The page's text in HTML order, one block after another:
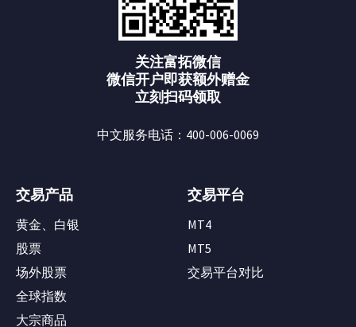
关注富拓微信
微信开户即获额外赠金
立刻扫码领取
中文服务电话：400-006-0069
交易产品
黄金、白银
股票
场外股票
全球指数
大宗商品
交易平台
MT4
MT5
交易平台对比